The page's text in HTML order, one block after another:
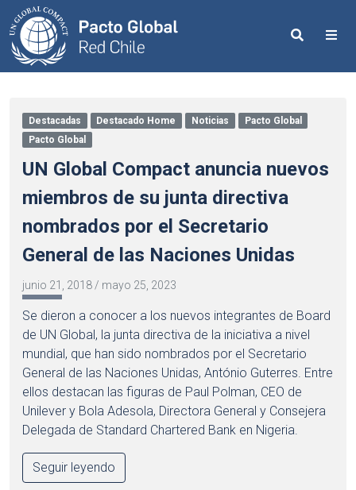
Search
Destacadas Destacado Home Noticias
Pacto Global
Pacto Global
UN Global Compact anuncia nuevos
miembros de su junta directiva
nombrados por el Secretario
General de las Naciones Unidas
junio 21, 2018 / mayo 25, 2023
Se dieron a conocer a los nuevos integrantes de Board
de UN Global, la junta directiva de la iniciativa a nivel
mundial, que han sido nombrados por el Secretario
General de las Naciones Unidas, António Guterres. Entre
ellos destacan las figuras de Paul Polman, CEO de
Unilever y Bola Adesola, Directora General y Consejera
Delegada de Standard Chartered Bank en Nigeria.
Seguir leyendo